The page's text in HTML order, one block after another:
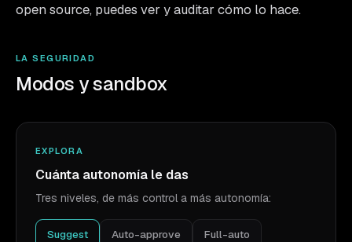
open source, puedes ver y auditar cómo lo hace.
LA SEGURIDAD
Modos y sandbox
EXPLORA
Cuánta autonomía le das
Tres niveles, de más control a más autonomía:
Suggest Auto-approve Full-auto